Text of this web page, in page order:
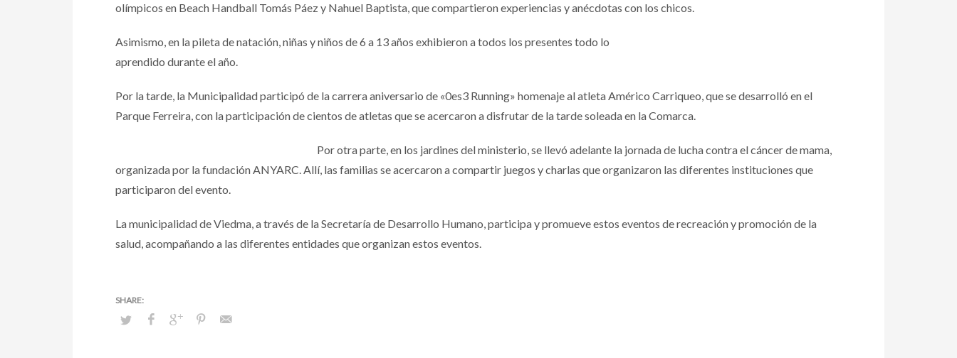
olímpicos en Beach Handball Tomás Páez y Nahuel Baptista, que compartieron experiencias y anécdotas con los chicos.
Asimismo, en la pileta de natación, niñas y niños de 6 a 13 años exhibieron a todos los presentes todo lo
aprendido durante el año.
Por la tarde, la Municipalidad participó de la carrera aniversario de «0es3 Running» homenaje al atleta Américo Carriqueo, que se desarrolló en el
Parque Ferreira, con la participación de cientos de atletas que se acercaron a disfrutar de la tarde soleada en la Comarca.
Por otra parte, en los jardines del ministerio, se llevó adelante la jornada de lucha contra el cáncer de mama,
organizada por la fundación ANYARC. Allí, las familias se acercaron a compartir juegos y charlas que organizaron las diferentes instituciones que
participaron del evento.
La municipalidad de Viedma, a través de la Secretaría de Desarrollo Humano, participa y promueve estos eventos de recreación y promoción de la
salud, acompañando a las diferentes entidades que organizan estos eventos.